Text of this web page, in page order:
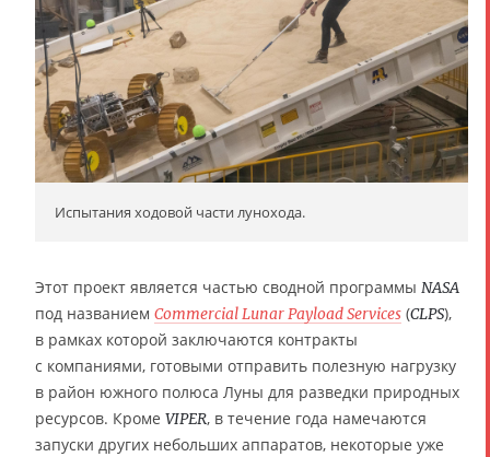
Испытания ходовой части лунохода.
Этот проект является частью сводной программы NASA
под названием Commercial Lunar Payload Services (CLPS),
в рамках которой заключаются контракты
с компаниями, готовыми отправить полезную нагрузку
в район южного полюса Луны для разведки природных
ресурсов. Кроме VIPER, в течение года намечаются
запуски других небольших аппаратов, некоторые уже